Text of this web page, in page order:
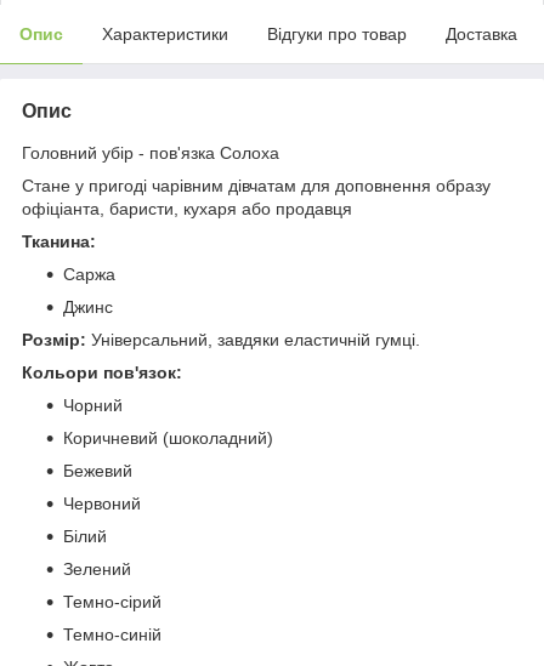
Опис Характеристики Відгуки про товар Доставка
Опис
Головний убір - пов'язка Солоха
Стане у пригоді чарівним дівчатам для доповнення образу
офіціанта, баристи, кухаря або продавця
Тканина:
Саржа
Джинс
Розмір: Універсальний, завдяки еластичній гумці.
Кольори пов'язок:
Чорний
Коричневий (шоколадний)
Бежевий
Червоний
Білий
Зелений
Темно-сірий
Темно-синій